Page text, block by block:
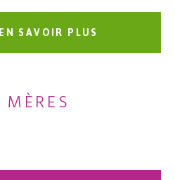
EN SAVOIR PLUS